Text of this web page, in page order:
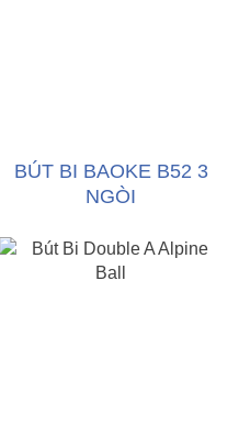
BÚT BI BAOKE B52 3
NGÒI